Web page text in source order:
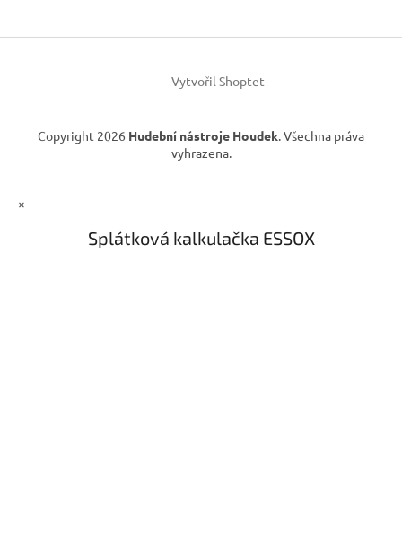
s
í
Vytvořil Shoptet
Copyright 2026 Hudební nástroje Houdek. Všechna práva
vyhrazena.
×
Splátková kalkulačka ESSOX